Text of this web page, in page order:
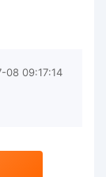
08 09:17:14